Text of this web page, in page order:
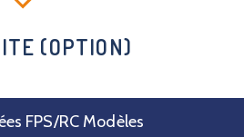
(OPTION)
FPS/RC Modèles